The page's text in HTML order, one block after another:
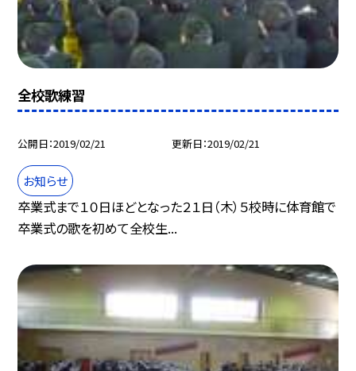
全校歌練習
公開日 2019/02/21 更新日 2019/02/21
お知らせ
卒業式まで１０日ほどとなった２１日（木）５校時に体育館で
卒業式の歌を初めて全校生...